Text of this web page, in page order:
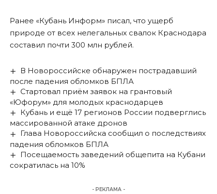
Ранее «Кубань Информ» писал, что ущерб
природе от всех нелегальных свалок Краснодара
составил почти 300 млн рублей.
В Новороссийске обнаружен пострадавший
после падения обломков БПЛА
Стартовал приём заявок на грантовый
«Юфорум» для молодых краснодарцев
Кубань и ещё 17 регионов России подверглись
массированной атаке дронов
Глава Новороссийска сообщил о последствиях
падения обломков БПЛА
Посещаемость заведений общепита на Кубани
сократилась на 10%
- РЕКЛАМА -